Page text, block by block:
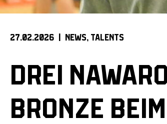
27.02.2026 | NEWS TALENTS
DREI
BRONZE